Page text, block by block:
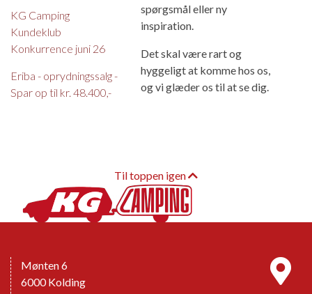
KG Camping
Kundeklub
Konkurrence juni 26
Eriba - oprydningssalg -
Spar op til kr. 48.400,-
spørgsmål eller ny
inspiration.
Det skal være rart og
hyggeligt at komme hos os,
og vi glæder os til at se dig.
Til toppen igen
Mønten 6
6000 Kolding